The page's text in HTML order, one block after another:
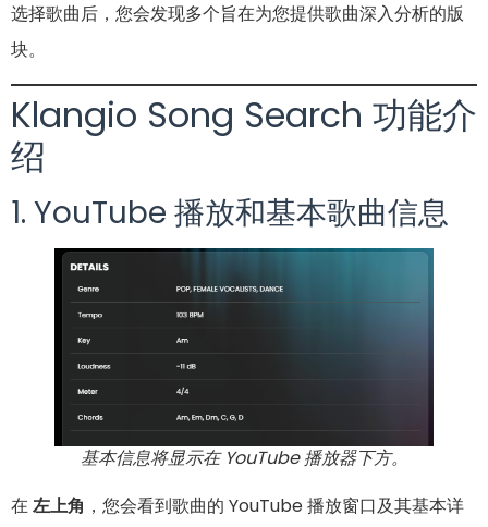
选择歌曲后，您会发现多个旨在为您提供歌曲深入分析的版
块。
Klangio Song Search 功能介
绍
1. YouTube 播放和基本歌曲信息
基本信息将显示在 YouTube 播放器下方。
在 左上角 ，您会看到歌曲的 YouTube 播放窗口及其基本详